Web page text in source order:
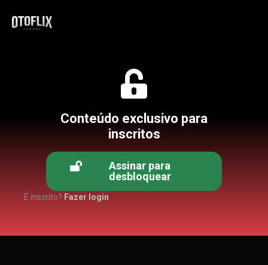
Conteúdo exclusivo para
inscritos
Assinar para
desbloquear
É inscrito? Fazer login